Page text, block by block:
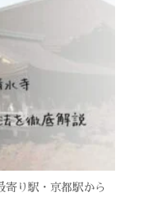
寄り駅・京都駅から